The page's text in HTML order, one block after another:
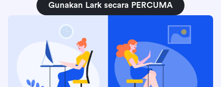
Gunakan Lark secara PERCUMA